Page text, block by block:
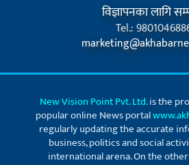
विज्ञापनका लागि
Tel.:
New Vision Point Pvt. Ltd.is the
popular online News portal
regularly updating the accurate
business, politics and social
international arena. On the